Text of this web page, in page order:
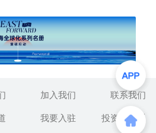
加入我们
联系我们
我要入驻 投资者关系